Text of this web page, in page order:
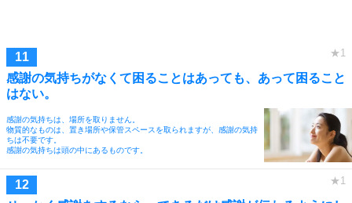
感謝の気持ちがなくて困ることはあっても、あって困ること
はない。
感謝の気持ちは、場所を取りません。
物質的なものは、置き場所や保管スペースを取られますが、感謝の気持
ちは不要です。
感謝の気持ちは頭の中にあるものです。